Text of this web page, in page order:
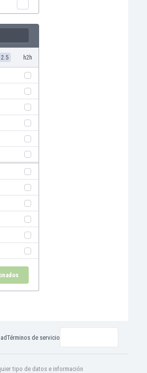
h2h
Términos de servicio
tipo de datos e información